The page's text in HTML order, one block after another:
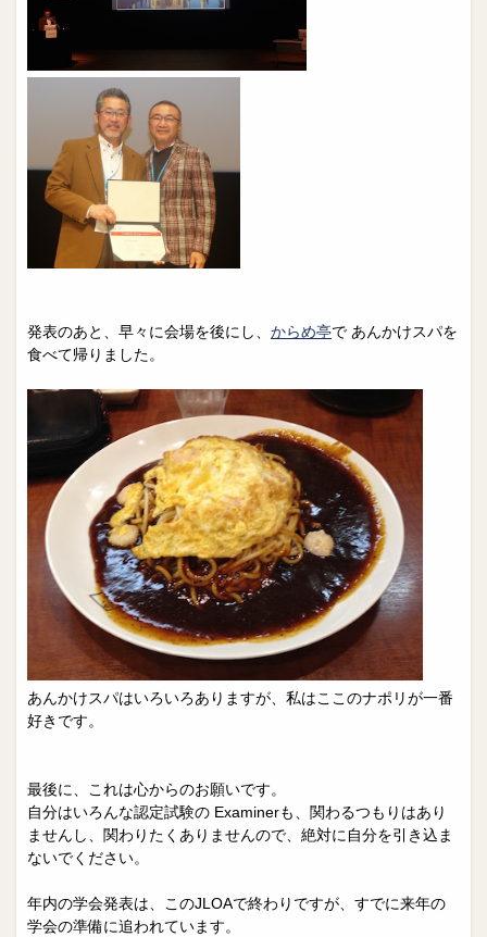
発表のあと、早々に会場を後にし、 からめ亭で あんかけスパを
食べて帰りました。
あんかけスパはいろいろありますが、私はここのナポリが一番
好きです。
最後に、これは心からのお願いです。
自分はいろんな認定試験の Examinerも、関わるつもりはあり
ませんし、関わりたくありませんので、絶対に自分を引き込ま
ないでください。
年内の学会発表は、このJLOAで終わりですが、すでに来年の
学会の準備に追われています。